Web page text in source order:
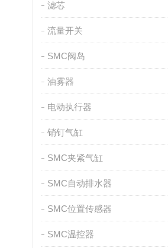
滤芯
流量开关
SMC阀岛
油雾器
电动执行器
销钉气缸
SMC夹紧气缸
SMC自动排水器
SMC位置传感器
SMC温控器